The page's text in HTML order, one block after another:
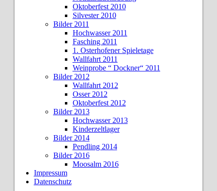
Oktoberfest 2010
Silvester 2010
Bilder 2011
Hochwasser 2011
Fasching 2011
1. Osterhofener Spieletage
Wallfahrt 2011
Weinprobe “ Dockner“ 2011
Bilder 2012
Wallfahrt 2012
Osser 2012
Oktoberfest 2012
Bilder 2013
Hochwasser 2013
Kinderzeltlager
Bilder 2014
Pendling 2014
Bilder 2016
Moosalm 2016
Impressum
Datenschutz